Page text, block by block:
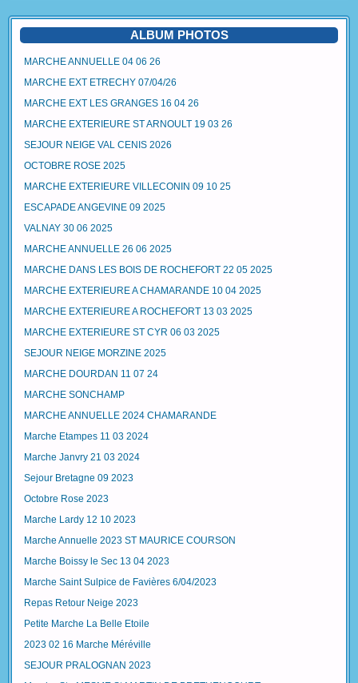
ALBUM PHOTOS
MARCHE ANNUELLE 04 06 26
MARCHE EXT ETRECHY 07/04/26
MARCHE EXT LES GRANGES 16 04 26
MARCHE EXTERIEURE ST ARNOULT 19 03 26
SEJOUR NEIGE VAL CENIS 2026
OCTOBRE ROSE 2025
MARCHE EXTERIEURE VILLECONIN 09 10 25
ESCAPADE ANGEVINE 09 2025
VALNAY 30 06 2025
MARCHE ANNUELLE 26 06 2025
MARCHE DANS LES BOIS DE ROCHEFORT 22 05 2025
MARCHE EXTERIEURE A CHAMARANDE 10 04 2025
MARCHE EXTERIEURE A ROCHEFORT 13 03 2025
MARCHE EXTERIEURE ST CYR 06 03 2025
SEJOUR NEIGE MORZINE 2025
MARCHE DOURDAN 11 07 24
MARCHE SONCHAMP
MARCHE ANNUELLE 2024 CHAMARANDE
Marche Etampes 11 03 2024
Marche Janvry 21 03 2024
Sejour Bretagne 09 2023
Octobre Rose 2023
Marche Lardy 12 10 2023
Marche Annuelle 2023 ST MAURICE COURSON
Marche Boissy le Sec 13 04 2023
Marche Saint Sulpice de Favières 6/04/2023
Repas Retour Neige 2023
Petite Marche La Belle Etoile
2023 02 16 Marche Méréville
SEJOUR PRALOGNAN 2023